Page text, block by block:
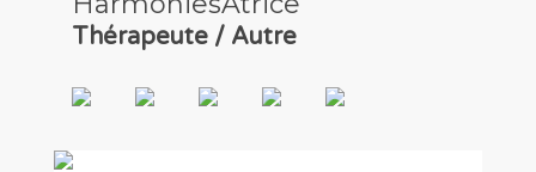
Thérapeute / Autre